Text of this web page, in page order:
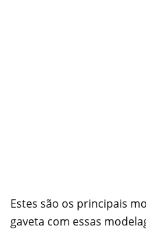
Estes são os principais
gaveta com essas